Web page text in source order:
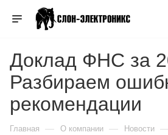
Доклад ФНС за
Разбираем
рекомендации
Главная — О компании — Новости